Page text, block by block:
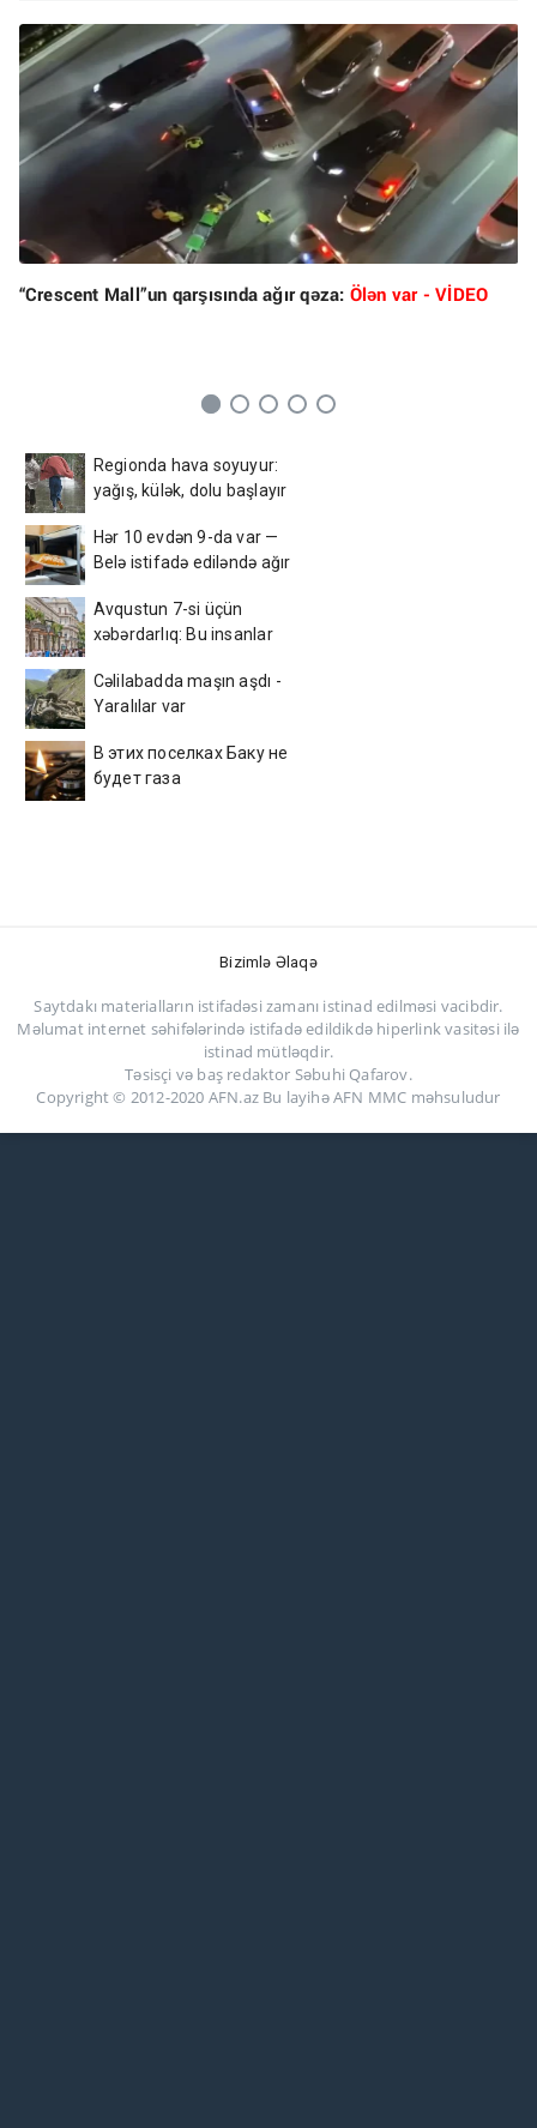
“Crescent Mall”un qarşısında ağır qəza: Ölən var - VİDEO
Regionda hava soyuyur:
yağış, külək, dolu başlayır
Hər 10 evdən 9-da var —
Belə istifadə ediləndə ağır
Avqustun 7-si üçün
xəbərdarlıq: Bu insanlar
Cəlilabadda maşın aşdı -
Yaralılar var
В этих поселках Баку не
будет газа
Bizimlə Əlaqə
Saytdakı materialların istifadəsi zamanı istinad edilməsi vacibdir.
Məlumat internet səhifələrində istifadə edildikdə hiperlink vasitəsi ilə
istinad mütləqdir.
Təsisçi və baş redaktor Səbuhi Qafarov.
Copyright © 2012-2020 AFN.az Bu layihə AFN MMC məhsuludur